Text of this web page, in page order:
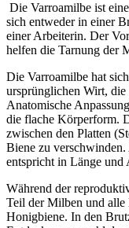
Die Varroamilbe ist
sich entweder in einer
einer Arbeiterin. Der
helfen die Tarnung der
Die Varroamilbe hat
ursprünglichen Wirt, die
Anatomische
die flache Körperform.
zwischen den Platten
Biene zu
entspricht in Länge und
Während der
Teil der Milben und alle
Honigbiene. In den